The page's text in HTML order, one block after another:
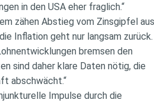
in den USA eher fraglich.“
zähen Abstieg vom Zinsgipfel
Inflation geht nur langsam zurück.
bremsen den
sind daher klare Daten nötig, die
abschwächt.“
Impulse durch die